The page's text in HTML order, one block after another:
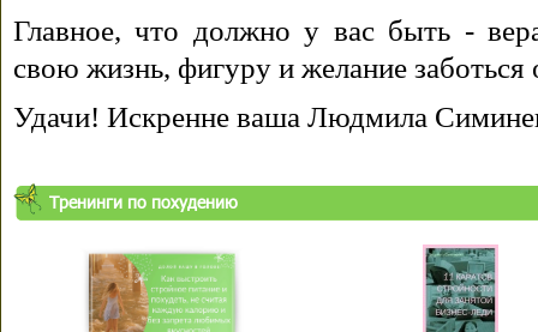
Главное, что должно у вас быть -
свою жизнь, фигуру и желание заботься
Удачи! Искренне ваша Людмила
Тренинги по похудению